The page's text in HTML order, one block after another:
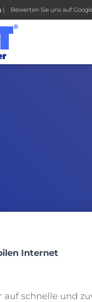
| Bewerten Sie uns auf
Internet
schnelle und